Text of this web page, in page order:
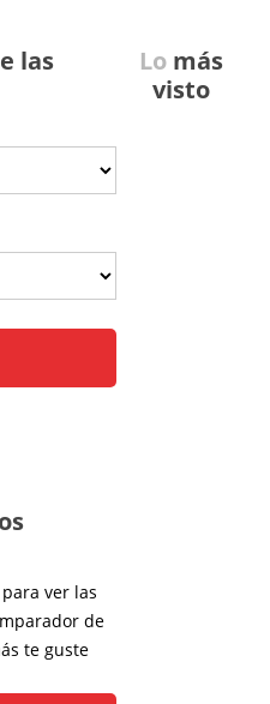
las
ver las
de
te guste
Lo más
visto